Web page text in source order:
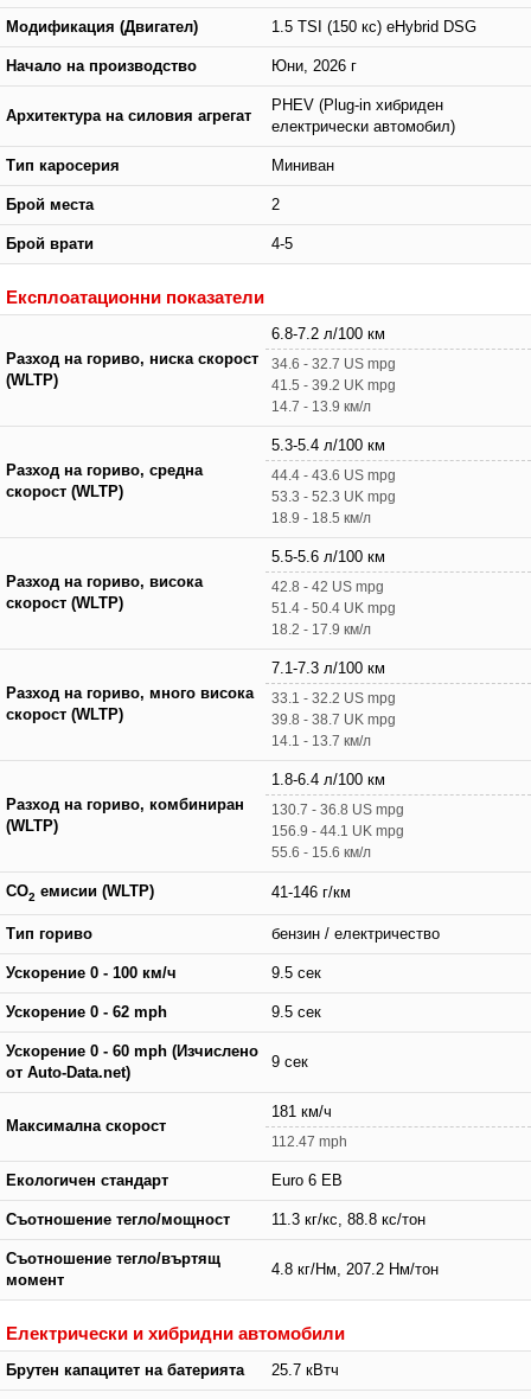
Модификация (Двигател) 1.5 TSI (150 кс) eHybrid DSG
Начало на производство Юни, 2026 г
Архитектура на силовия агрегат
PHEV (Plug-in хибриден
електрически автомобил)
Тип каросерия Миниван
Брой места 2
Брой врати 4-5
Експлоатационни показатели
Разход на гориво, ниска скорост
(WLTP)
6.8-7.2 л/100 км
34.6 - 32.7 US mpg
41.5 - 39.2 UK mpg
14.7 - 13.9 км/л
Разход на гориво, средна
скорост (WLTP)
5.3-5.4 л/100 км
44.4 - 43.6 US mpg
53.3 - 52.3 UK mpg
18.9 - 18.5 км/л
Разход на гориво, висока
скорост (WLTP)
5.5-5.6 л/100 км
42.8 - 42 US mpg
51.4 - 50.4 UK mpg
18.2 - 17.9 км/л
Разход на гориво, много висока
скорост (WLTP)
7.1-7.3 л/100 км
33.1 - 32.2 US mpg
39.8 - 38.7 UK mpg
14.1 - 13.7 км/л
Разход на гориво, комбиниран
(WLTP)
1.8-6.4 л/100 км
130.7 - 36.8 US mpg
156.9 - 44.1 UK mpg
55.6 - 15.6 км/л
CO2 емисии (WLTP) 41-146 г/км
Тип гориво бензин / електричество
Ускорение 0 - 100 км/ч 9.5 сек
Ускорение 0 - 62 mph 9.5 сек
Ускорение 0 - 60 mph (Изчислено
от Auto-Data.net)
9 сек
Максимална скорост
181 км/ч
112.47 mph
Екологичен стандарт Euro 6 EB
Съотношение тегло/мощност 11.3 кг/кс, 88.8 кс/тон
Съотношение тегло/въртящ
момент
4.8 кг/Нм, 207.2 Нм/тон
Електрически и хибридни автомобили
Брутен капацитет на батерията 25.7 кВтч